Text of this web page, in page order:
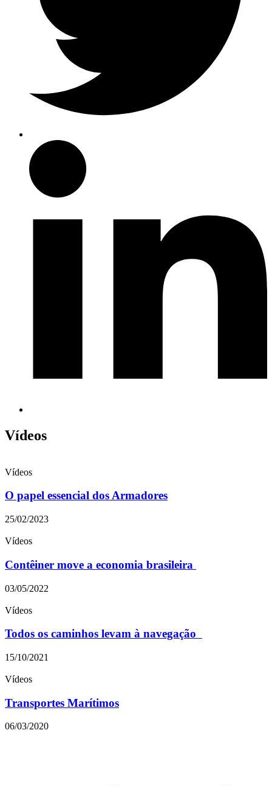
Vídeos
Vídeos
O papel essencial dos Armadores
25/02/2023
Vídeos
Contêiner move a economia brasileira
03/05/2022
Vídeos
Todos os caminhos levam à navegação
15/10/2021
Vídeos
Transportes Marítimos
06/03/2020